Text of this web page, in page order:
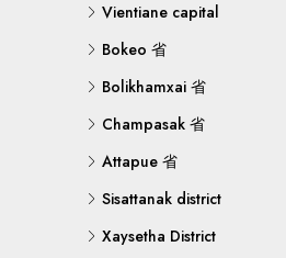
Vientiane capital
Bokeo 省
Bolikhamxai 省
Champasak 省
Attapue 省
Sisattanak district
Xaysetha District